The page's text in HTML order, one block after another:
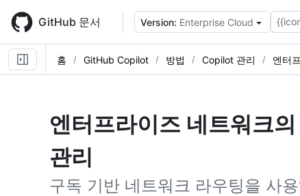
main
content
GitHub 문서 Version: Enterprise Cloud
홈 GitHub Copilot 방법 Copilot 관리 엔터
엔터프라이즈 네트워크
관리
구독 기반 네트워크 라우팅을 사